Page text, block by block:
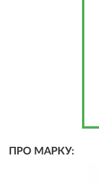
ПРО МАРКУ: